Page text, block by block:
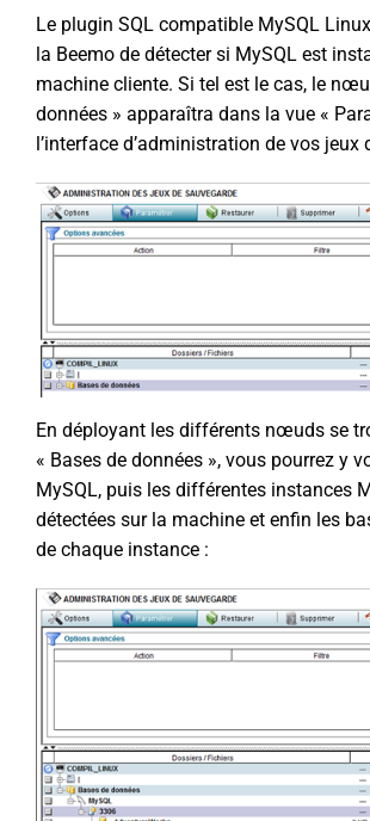
Le plugin SQL compatible MySQL
la Beemo de détecter si MySQL est
machine cliente. Si tel est le cas, le
données » apparaîtra dans la vue «
l’interface d’administration de vos jeux
En déployant les différents nœuds se
« Bases de données », vous pourrez y
MySQL, puis les différentes instances
détectées sur la machine et enfin les
de chaque instance :